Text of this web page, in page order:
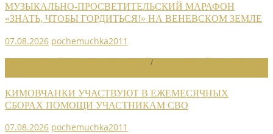
МУЗЫКАЛЬНО-ПРОСВЕТИТЕЛЬСКИЙ МАРАФОН
«ЗНАТЬ, ЧТОБЫ ГОРДИТЬСЯ!» НА ВЕНЕВСКОМ ЗЕМЛЕ
07.08.2026 pochemuchka2011
/
КИМОВЧАНКИ УЧАСТВУЮТ В ЕЖЕМЕСЯЧНЫХ
СБОРАХ ПОМОЩИ УЧАСТНИКАМ СВО
07.08.2026 pochemuchka2011